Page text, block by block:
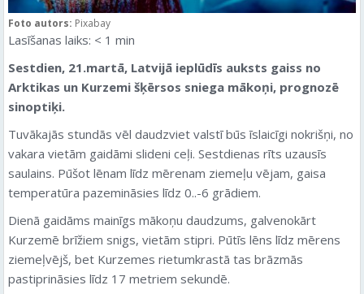
Foto autors: Pixabay
Lasīšanas laiks: < 1 min
Sestdien, 21.martā, Latvijā ieplūdīs auksts gaiss no
Arktikas un Kurzemi šķērsos sniega mākoņi, prognozē
sinoptiķi.
Tuvākajās stundās vēl daudzviet valstī būs īslaicīgi nokrišņi, no
vakara vietām gaidāmi slideni ceļi. Sestdienas rīts uzausīs
saulains. Pūšot lēnam līdz mērenam ziemeļu vējam, gaisa
temperatūra pazemināsies līdz 0..-6 grādiem.
Dienā gaidāms mainīgs mākoņu daudzums, galvenokārt
Kurzemē brīžiem snigs, vietām stipri. Pūtīs lēns līdz mērens
ziemeļvējš, bet Kurzemes rietumkrastā tas brāzmās
pastiprināsies līdz 17 metriem sekundē.